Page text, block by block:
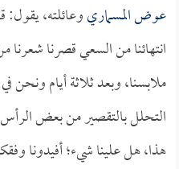
عوض المسماريوعائلته،
انتهائنا من السعي قصرنا
ملابسنا، وبعد ثلاثة أيام
التحلل بالتقصير من بعض
هذا، هل علينا شيء؛ أفيدونا